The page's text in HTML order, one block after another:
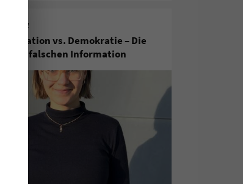
2024
vs. Demokratie – Die
der falschen Information